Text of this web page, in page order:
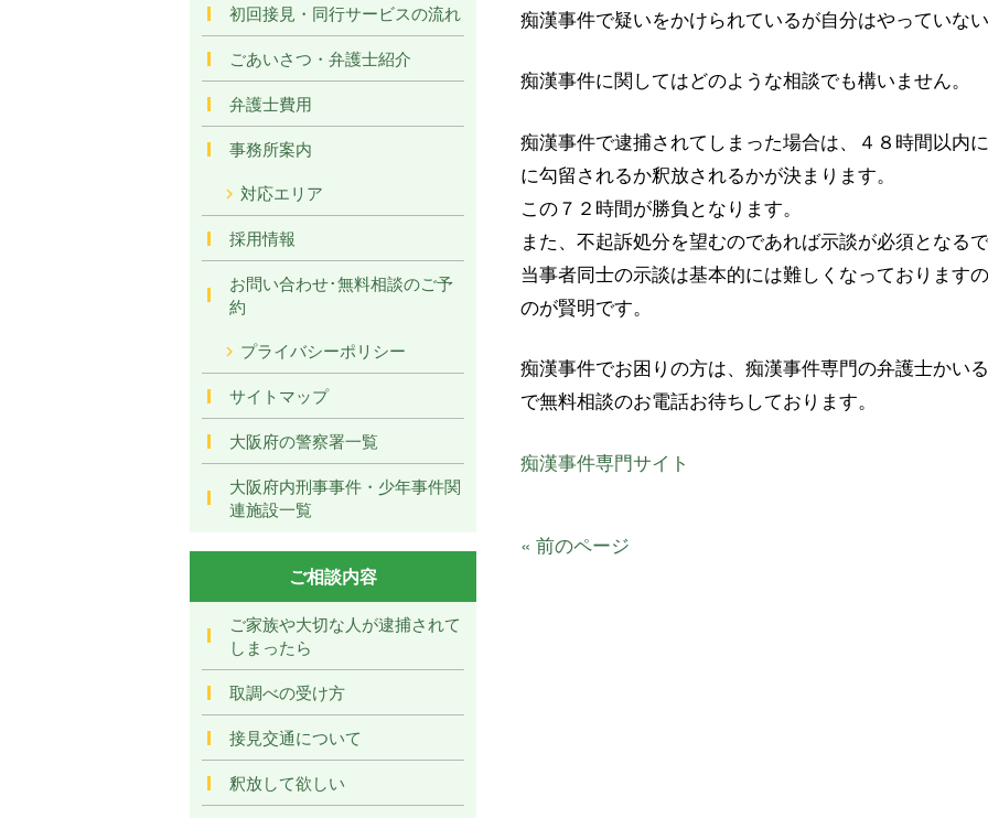
痴漢事件で疑いをかけられているが自分はやっていな
痴漢事件に関してはどのような相談でも構いません。
痴漢事件で逮捕されてしまった場合は、４８時間以内
に勾留されるか釈放されるかが決まります。
この７２時間が勝負となります。
また、不起訴処分を望むのであれば示談が必須となるで
当事者同士の示談は基本的には難しくなっております
のが賢明です。
痴漢事件でお困りの方は、痴漢事件専門の弁護士かい
で無料相談のお電話お待ちしております。
痴漢事件専門サイト
« 前のページ
初回接見・同行サービスの流れ
ごあいさつ・弁護士紹介
弁護士費用
事務所案内
対応エリア
採用情報
お問い合わせ･無料相談のご予
約
プライバシーポリシー
サイトマップ
大阪府の警察署一覧
大阪府内刑事事件・少年事件関
連施設一覧
ご相談内容
ご家族や大切な人が逮捕されて
しまったら
取調べの受け方
接見交通について
釈放して欲しい